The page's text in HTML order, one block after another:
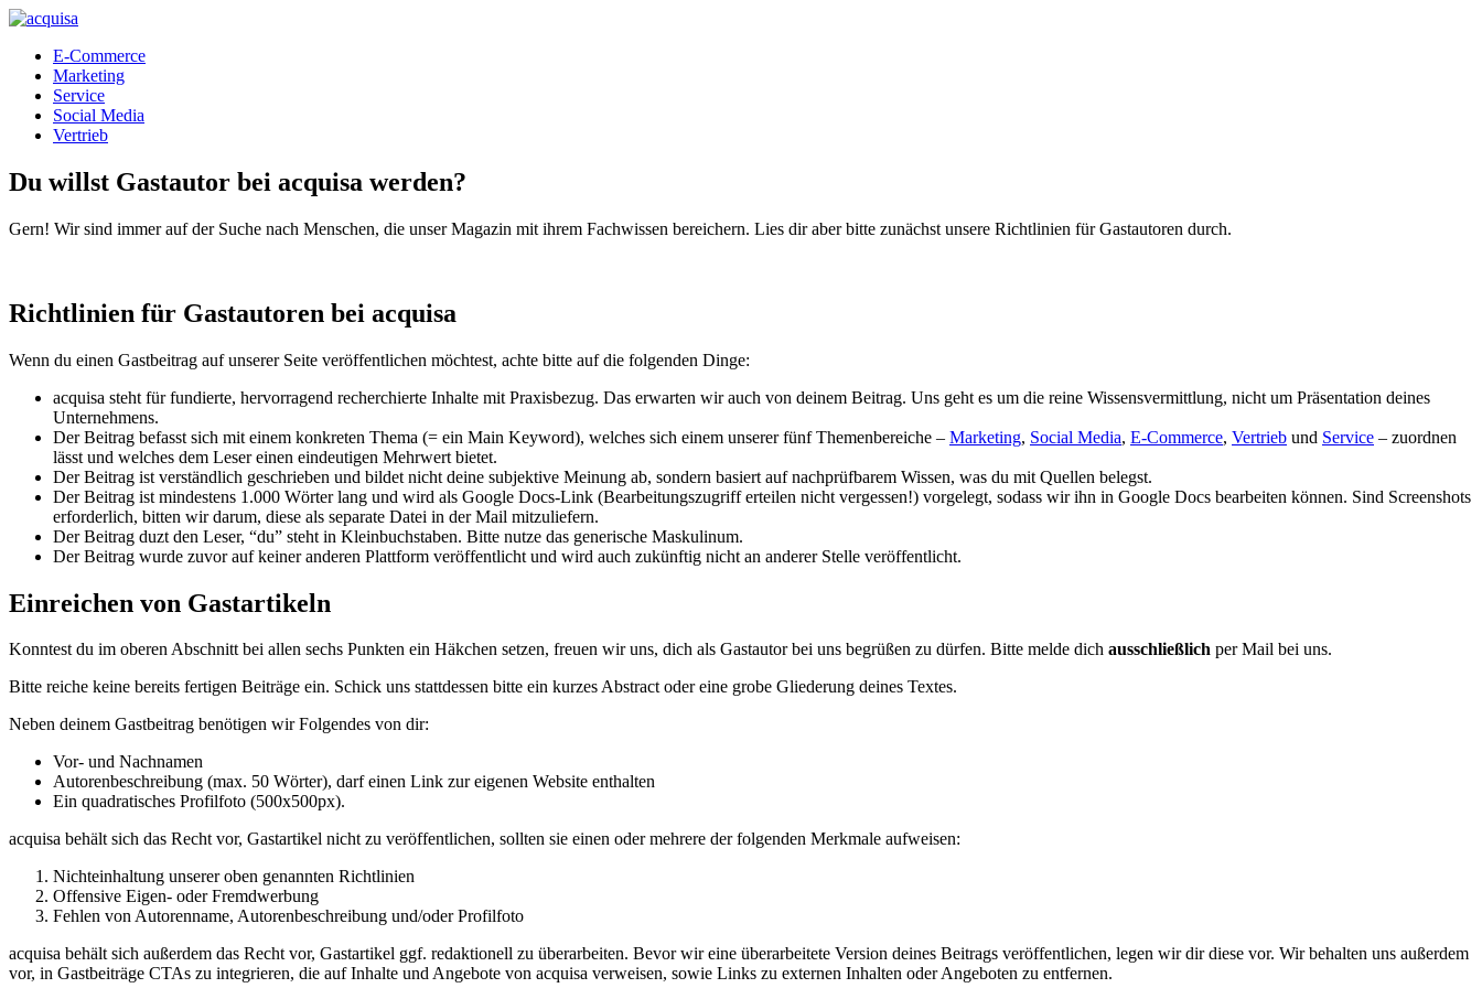
E-Commerce
Marketing
Service
Social Media
Vertrieb
Du willst Gastautor bei acquisa werden?
Gern! Wir sind immer auf der Suche nach Menschen, die unser Magazin mit ihrem Fachwissen bereichern. Lies dir aber bitte zunächst unsere Richtlinien für Gastautoren durch.
Richtlinien für Gastautoren bei acquisa
Wenn du einen Gastbeitrag auf unserer Seite veröffentlichen möchtest, achte bitte auf die folgenden Dinge:
acquisa steht für fundierte, hervorragend recherchierte Inhalte mit Praxisbezug. Das erwarten wir auch von deinem Beitrag. Uns geht es um die reine Wissensvermittlung, nicht um Präsentation deines
Unternehmens.
Der Beitrag befasst sich mit einem konkreten Thema (= ein Main Keyword), welches sich einem unserer fünf Themenbereiche – Marketing, Social Media, E-Commerce, Vertrieb und Service – zuordnen
lässt und welches dem Leser einen eindeutigen Mehrwert bietet.
Der Beitrag ist verständlich geschrieben und bildet nicht deine subjektive Meinung ab, sondern basiert auf nachprüfbarem Wissen, was du mit Quellen belegst.
Der Beitrag ist mindestens 1.000 Wörter lang und wird als Google Docs-Link (Bearbeitungszugriff erteilen nicht vergessen!) vorgelegt, sodass wir ihn in Google Docs bearbeiten können. Sind Screenshots
erforderlich, bitten wir darum, diese als separate Datei in der Mail mitzuliefern.
Der Beitrag duzt den Leser, “du” steht in Kleinbuchstaben. Bitte nutze das generische Maskulinum.
Der Beitrag wurde zuvor auf keiner anderen Plattform veröffentlicht und wird auch zukünftig nicht an anderer Stelle veröffentlicht.
Einreichen von Gastartikeln
Konntest du im oberen Abschnitt bei allen sechs Punkten ein Häkchen setzen, freuen wir uns, dich als Gastautor bei uns begrüßen zu dürfen. Bitte melde dich ausschließlich per Mail bei uns.
Bitte reiche keine bereits fertigen Beiträge ein. Schick uns stattdessen bitte ein kurzes Abstract oder eine grobe Gliederung deines Textes.
Neben deinem Gastbeitrag benötigen wir Folgendes von dir:
Vor- und Nachnamen
Autorenbeschreibung (max. 50 Wörter), darf einen Link zur eigenen Website enthalten
Ein quadratisches Profilfoto (500x500px).
acquisa behält sich das Recht vor, Gastartikel nicht zu veröffentlichen, sollten sie einen oder mehrere der folgenden Merkmale aufweisen:
Nichteinhaltung unserer oben genannten Richtlinien
Offensive Eigen- oder Fremdwerbung
Fehlen von Autorenname, Autorenbeschreibung und/oder Profilfoto
acquisa behält sich außerdem das Recht vor, Gastartikel ggf. redaktionell zu überarbeiten. Bevor wir eine überarbeitete Version deines Beitrags veröffentlichen, legen wir dir diese vor. Wir behalten uns außerdem
vor, in Gastbeiträge CTAs zu integrieren, die auf Inhalte und Angebote von acquisa verweisen, sowie Links zu externen Inhalten oder Angeboten zu entfernen.